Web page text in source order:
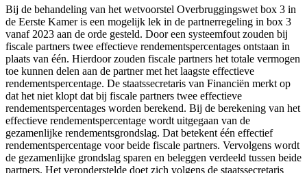
Bij de behandeling van het wetvoorstel Overbruggingswet box 3 in
de Eerste Kamer is een mogelijk lek in de partnerregeling in box 3
vanaf 2023 aan de orde gesteld. Door een systeemfout zouden bij
fiscale partners twee effectieve rendementspercentages ontstaan in
plaats van één. Hierdoor zouden fiscale partners het totale vermogen
toe kunnen delen aan de partner met het laagste effectieve
rendementspercentage. De staatssecretaris van Financiën merkt op
dat het niet klopt dat bij fiscale partners twee effectieve
rendementspercentages worden berekend. Bij de berekening van het
effectieve rendementspercentage wordt uitgegaan van de
gezamenlijke rendementsgrondslag. Dat betekent één effectief
rendementspercentage voor beide fiscale partners. Vervolgens wordt
de gezamenlijke grondslag sparen en beleggen verdeeld tussen beide
partners. Het veronderstelde doet zich volgens de staatssecretaris